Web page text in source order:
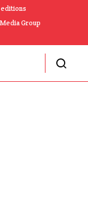
editions
Group